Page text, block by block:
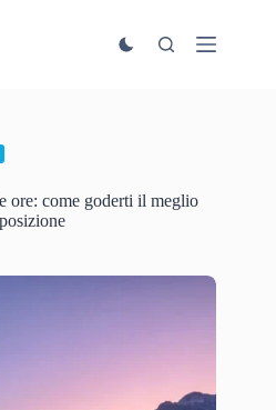
ore: come goderti il meglio